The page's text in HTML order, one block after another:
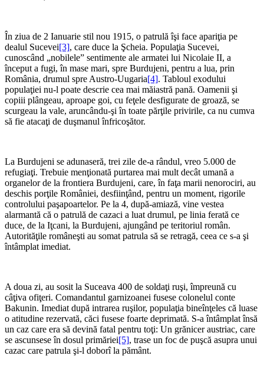
În ziua de 2 Ianuarie stil nou 1915, o patrulă îşi face apariţia pe
dealul Sucevei[3], care duce la Şcheia. Populaţia Sucevei,
cunoscând „nobilele” sentimente ale armatei lui Nicolaie II, a
început a fugi, în mase mari, spre Burdujeni, pentru a lua, prin
România, drumul spre Austro-Uugaria[4]. Tabloul exodului
populaţiei nu-l poate descrie cea mai măiastră pană. Oamenii şi
copiii plângeau, aproape goi, cu feţele desfigurate de groază, se
scurgeau la vale, aruncându-şi în toate părţile privirile, ca nu cumva
să fie atacaţi de duşmanul înfricoşător.
La Burdujeni se adunaseră, trei zile de-a rândul, vreo 5.000 de
refugiaţi. Trebuie menţionată purtarea mai mult decât umană a
organelor de la frontiera Burdujeni, care, în faţa marii nenorociri, au
deschis porţile României, desfiinţând, pentru un moment, rigorile
controlului paşapoartelor. Pe la 4, după-amiază, vine vestea
alarmantă că o patrulă de cazaci a luat drumul, pe linia ferată ce
duce, de la Iţcani, la Burdujeni, ajungând pe teritoriul român.
Autorităţile româneşti au somat patrula să se retragă, ceea ce s-a şi
întâmplat imediat.
A doua zi, au sosit la Suceava 400 de soldaţi ruşi, împreună cu
câţiva ofiţeri. Comandantul garnizoanei fusese colonelul conte
Bakunin. Imediat după intrarea ruşilor, populaţia bineînţeles că luase
o atitudine rezervată, căci fusese foarte deprimată. S-a întâmplat însă
un caz care era să devină fatal pentru toţi: Un grănicer austriac, care
se ascunsese în dosul primăriei[5], trase un foc de puşcă asupra unui
cazac care patrula şi-l doborî la pământ.